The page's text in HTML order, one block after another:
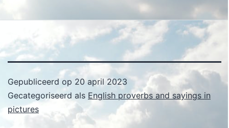
Gepubliceerd op 20 april 2023
Gecategoriseerd als English proverbs and sayings in
pictures